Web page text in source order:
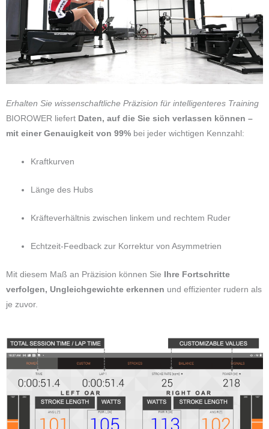
Erhalten Sie wissenschaftliche Präzision für intelligenteres Training
BIOROWER liefert Daten, auf die Sie sich verlassen können –
mit einer Genauigkeit von 99% bei jeder wichtigen Kennzahl:
Kraftkurven
Länge des Hubs
Kräfteverhältnis zwischen linkem und rechtem Ruder
Echtzeit-Feedback zur Korrektur von Asymmetrien
Mit diesem Maß an Präzision können Sie
Ihre Fortschritte
verfolgen, Ungleichgewichte erkennen und effizienter rudern als
je zuvor.